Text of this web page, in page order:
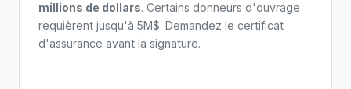
millions de dollars. Certains donneurs d'ouvrage
requièrent jusqu'à 5M$. Demandez le certificat
d'assurance avant la signature.